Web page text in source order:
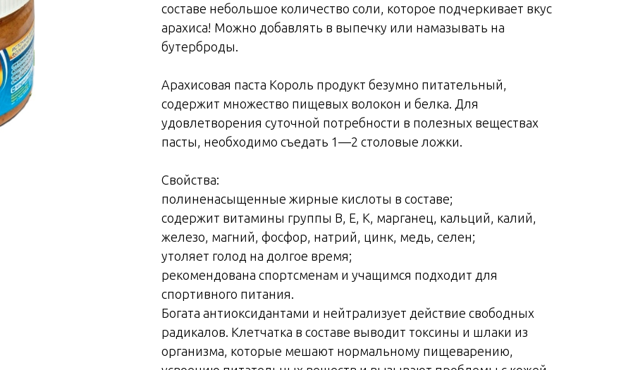
составе небольшое количество соли, которое подчеркивает вкус
арахиса! Можно добавлять в выпечку или намазывать на
бутерброды.
Арахисовая паста Король продукт безумно питательный,
содержит множество пищевых волокон и белка. Для
удовлетворения суточной потребности в полезных веществах
пасты, необходимо съедать 1—2 столовые ложки.
Свойства:
полиненасыщенные жирные кислоты в составе;
содержит витамины группы B, E, K, марганец, кальций, калий,
железо, магний, фосфор, натрий, цинк, медь, селен;
утоляет голод на долгое время;
рекомендована спортсменам и учащимся подходит для
спортивного питания.
Богата антиоксидантами и нейтрализует действие свободных
радикалов. Клетчатка в составе выводит токсины и шлаки из
организма, которые мешают нормальному пищеварению,